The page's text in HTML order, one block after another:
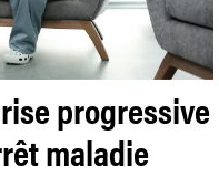
progressive
maladie